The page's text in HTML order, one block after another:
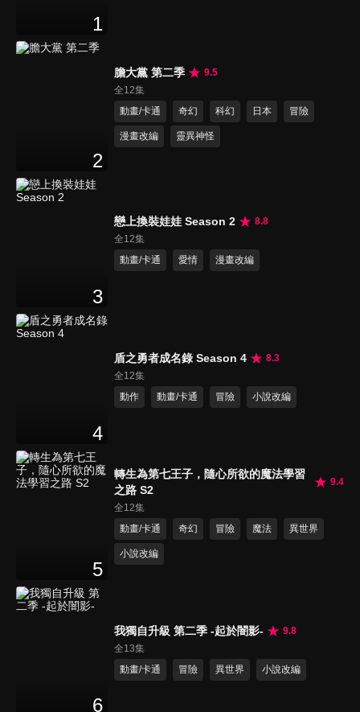
1
2
膽大黨 第二季
9.5
全12集
動畫/卡通
奇幻 科幻 日本 冒險
漫畫改編 靈異神怪
3
戀上換裝娃娃 Season 2
8.8
全12集
動畫/卡通
愛情 漫畫改編
4
盾之勇者成名錄 Season 4
8.3
全12集
動作
動畫/卡通 冒險 小說改編
5
轉生為第七王子，隨心所欲的魔法學習
之路 S2
9.4
全12集
動畫/卡通
奇幻 冒險 魔法 異世界
小說改編
6
我獨自升級 第二季 -起於闇影-
9.8
全13集
動畫/卡通
冒險 異世界 小說改編